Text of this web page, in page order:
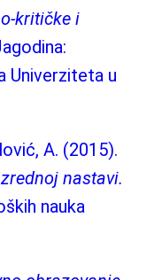
kritičke i
Univerziteta u
A. (2015).
nastavi.
nauka